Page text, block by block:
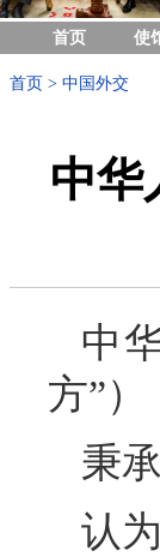
首页 使
首页 > 中国外交
中华
中
方”）
秉
认